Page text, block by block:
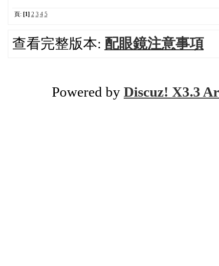
頁: [1] 2 3 4 5
查看完整版本: 配眼鏡注意事項
Powered by Discuz! X3.3